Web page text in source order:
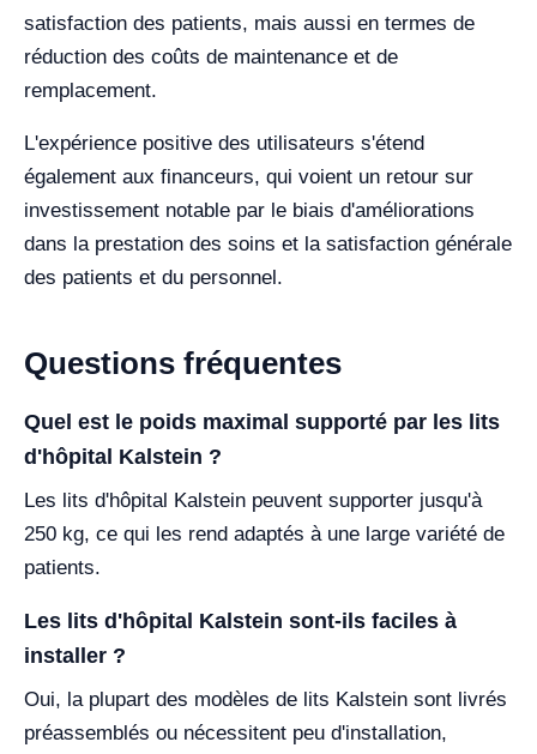
satisfaction des patients, mais aussi en termes de
réduction des coûts de maintenance et de
remplacement.
L'expérience positive des utilisateurs s'étend
également aux financeurs, qui voient un retour sur
investissement notable par le biais d'améliorations
dans la prestation des soins et la satisfaction générale
des patients et du personnel.
Questions fréquentes
Quel est le poids maximal supporté par les lits
d'hôpital Kalstein ?
Les lits d'hôpital Kalstein peuvent supporter jusqu'à
250 kg, ce qui les rend adaptés à une large variété de
patients.
Les lits d'hôpital Kalstein sont-ils faciles à
installer ?
Oui, la plupart des modèles de lits Kalstein sont livrés
préassemblés ou nécessitent peu d'installation,